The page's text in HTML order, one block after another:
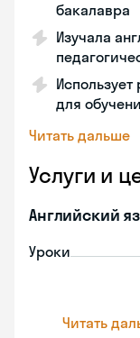
бакалавра
Изучала
для
Читать дальше
Услуги и
Английский
Уроки
Читать